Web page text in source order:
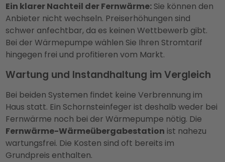
Ein klarer Nachteil der Fernwärme:Sie können den
Anbieter nicht wechseln. Preiserhöhungen sind
schwer anfechtbar, da es keinen Wettbewerb gibt.
Bei der Wärmepumpe wählen Sie Ihren Stromtarif
hingegen frei und profitieren vom Markt.
Wartung und Instandhaltung im Vergleich
Bei beiden Systemen findet keine Verbrennung im
Haus statt. Ein Schornsteinfeger ist deshalb weder bei
Fernwärme noch bei der Wärmepumpe nötig. Die
Fernwärme-Wärmeübergabestation ist nahezu
wartungsfrei. Die Kosten sind oft bereits im
Grundpreis enthalten.